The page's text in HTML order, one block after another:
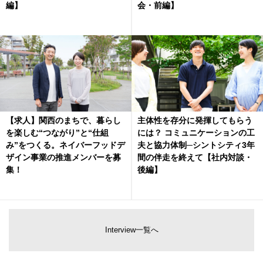
編】
会・前編】
【求人】関西のまちで、暮らし
を楽しむ“つながり”と“仕組
み”をつくる。ネイバーフッドデ
ザイン事業の推進メンバーを募
集！
主体性を存分に発揮してもらう
には？ コミュニケーションの工
夫と協力体制─シントシティ3年
間の伴走を終えて【社内対談・
後編】
Interview一覧へ